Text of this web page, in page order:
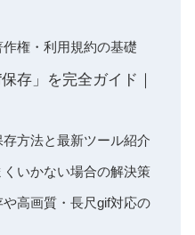
権・利用規約の基礎
存」を完全ガイド｜
方法と最新ツール紹介
いかない場合の解決策
高画質・長尺gif対応の